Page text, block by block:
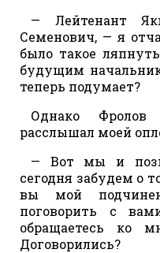
— Лейтенант
Семенович, — я
было такое
будущим
теперь подумает?
Однако
расслышал моей
— Вот мы и
сегодня забудем о
вы мой
поговорить с
обращаетесь ко
Договорились?